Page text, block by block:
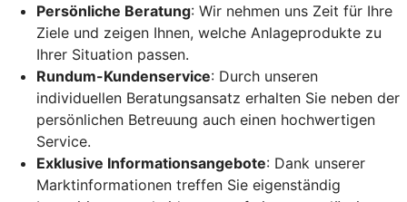
Persönliche Beratung: Wir nehmen uns Zeit für Ihre
Ziele und zeigen Ihnen, welche Anlageprodukte zu
Ihrer Situation passen.
Rundum-Kundenservice: Durch unseren
individuellen Beratungsansatz erhalten Sie neben der
persönlichen Betreuung auch einen hochwertigen
Service.
Exklusive Informationsangebote: Dank unserer
Marktinformationen treffen Sie eigenständig